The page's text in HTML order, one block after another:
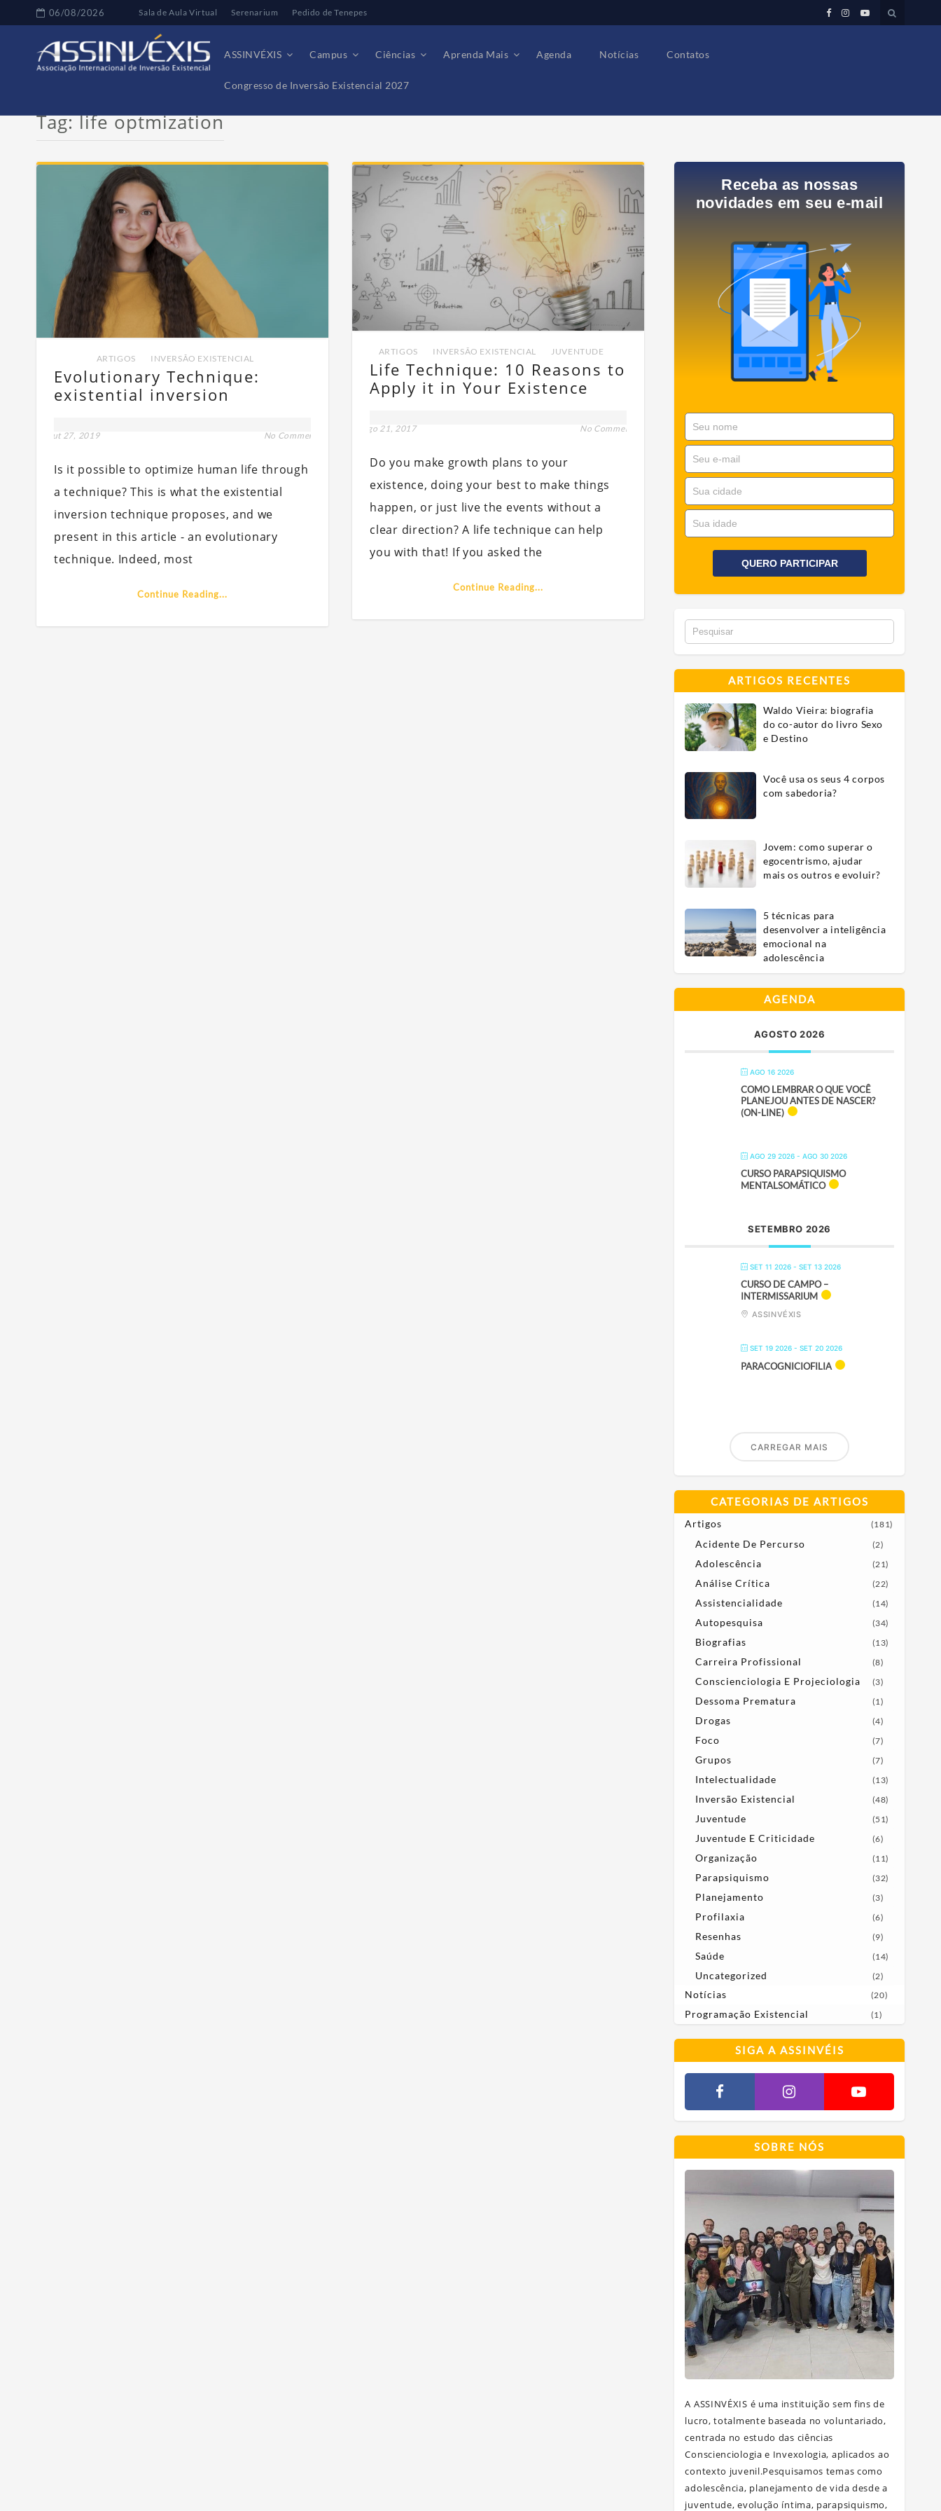
06/08/2026 Sala de Aula Virtual Serenarium Pedido de Tenepes
ASSINVÉXIS Campus Ciências Aprenda Mais Agenda Notícias Contatos
Congresso de Inversão Existencial 2027
Tag:life optmization
ARTIGOS INVERSÃO EXISTENCIAL
Evolutionary Technique:
existential inversion
out 27, 2019 No Comment
Is it possible to optimize human life through
a technique? This is what the existential
inversion technique proposes, and we
present in this article - an evolutionary
technique. Indeed, most
Continue Reading...
ARTIGOS INVERSÃO EXISTENCIAL ,JUVENTUDE
Life Technique: 10 Reasons to
Apply it in Your Existence
ago 21, 2017 No Comment
Do you make growth plans to your
existence, doing your best to make things
happen, or just live the events without a
clear direction? A life technique can help
you with that! If you asked the
Continue Reading...
Receba as nossas
novidades em seu e-mail
QUERO PARTICIPAR
ARTIGOS RECENTES
Waldo Vieira: biografia
do co-autor do livro Sexo
e Destino
Você usa os seus 4 corpos
com sabedoria?
Jovem: como superar o
egocentrismo, ajudar
mais os outros e evoluir?
5 técnicas para
desenvolver a inteligência
emocional na
adolescência
AGENDA
AGOSTO 2026
AGO 16 2026
COMO LEMBRAR O QUE VOCÊ
PLANEJOU ANTES DE NASCER?
(ON-LINE)
AGO 29 2026 - AGO 30 2026
CURSO PARAPSIQUISMO
MENTALSOMÁTICO
SETEMBRO 2026
SET 11 2026 - SET 13 2026
CURSO DE CAMPO –
INTERMISSARIUM
ASSINVÉXIS
SET 19 2026 - SET 20 2026
PARACOGNICIOFILIA
CARREGAR MAIS
CATEGORIAS DE ARTIGOS
Artigos (181)
Acidente De Percurso (2)
Adolescência (21)
Análise Crítica (22)
Assistencialidade (14)
Autopesquisa (34)
Biografias (13)
Carreira Profissional (8)
Conscienciologia E Projeciologia (3)
Dessoma Prematura (1)
Drogas (4)
Foco (7)
Grupos (7)
Intelectualidade (13)
Inversão Existencial (48)
Juventude (51)
Juventude E Criticidade (6)
Organização (11)
Parapsiquismo (32)
Planejamento (3)
Profilaxia (6)
Resenhas (9)
Saúde (14)
Uncategorized (2)
Notícias (20)
Programação Existencial (1)
SIGA A ASSINVÉIS
SOBRE NÓS
A ASSINVÉXIS é uma instituição sem fins de
lucro, totalmente baseada no voluntariado,
centrada no estudo das ciências
Conscienciologia e Invexologia, aplicados ao
contexto juvenil.Pesquisamos temas como
adolescência, planejamento de vida desde a
juventude, evolução íntima, parapsiquismo,